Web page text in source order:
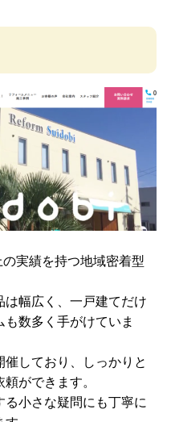
実績を持つ地域密着型
幅広く、一戸建てだけ
数多く手がけていま
しており、しっかりと
ができます。
小さな疑問にも丁寧に